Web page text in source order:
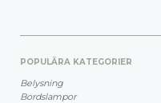
POPULÄRA KATEGORIER
Belysning
Bordslampor